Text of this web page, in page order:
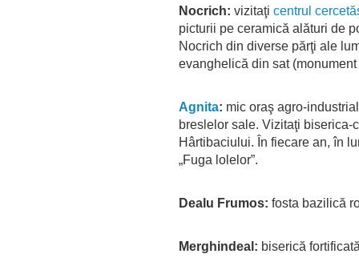
Nocrich: vizitaţi centrul
picturii pe ceramică alături de
Nocrich din diverse părţi ale
evanghelică din sat
Agnita: mic oraş agro-
breslelor sale. Vizitaţi
Hârtibaciului. În fiecare an, în
„Fuga lolelor”.
Dealu Frumos: fosta bazilică
Merghindeal: biserică